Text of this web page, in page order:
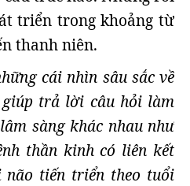
triển trong khoảng từ
thanh niên.
cái nhìn sâu sắc về
trả lời câu hỏi làm
sàng khác nhau như
thần kinh có liên kết
tiến triển theo tuổi